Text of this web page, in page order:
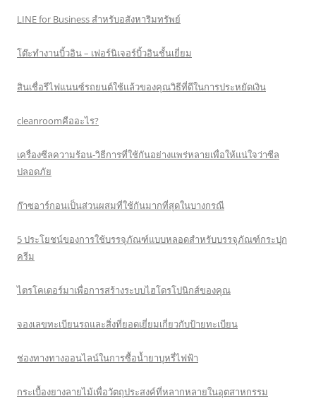
LINE for Business สำหรับอสังหาริมทรัพย์
โต๊ะทำงานบิ้วอิน – เฟอร์นิเจอร์บิ้วอินชั้นเยี่ยม
สินเชื่อรีไฟแนนซ์รถยนต์ใช้แล้วของคุณวิธีที่ดีในการประหยัดเงิน
cleanroomคืออะไร?
เครื่องซีลความร้อน-วิธีการที่ใช้กันอย่างแพร่หลายเพื่อให้แน่ใจว่าซีล
ปลอดภัย
ก๊าซอาร์กอนเป็นส่วนผสมที่ใช้กันมากที่สุดในบางกรณี
5 ประโยชน์ของการใช้บรรจุภัณฑ์แบบหลอดสำหรับบรรจุภัณฑ์กระปุก
ครีม
ไตรโคเดอร์มาเพื่อการสร้างระบบไฮโดรโปนิกส์ของคุณ
จองเลขทะเบียนรถและสิ่งที่ยอดเยี่ยมเกี่ยวกับป้ายทะเบียน
ช่องทางทางออนไลน์ในการซื้อน้ำยาบุหรี่ไฟฟ้า
กระเบื้องยางลายไม้เพื่อวัตถุประสงค์ที่หลากหลายในอุตสาหกรรม